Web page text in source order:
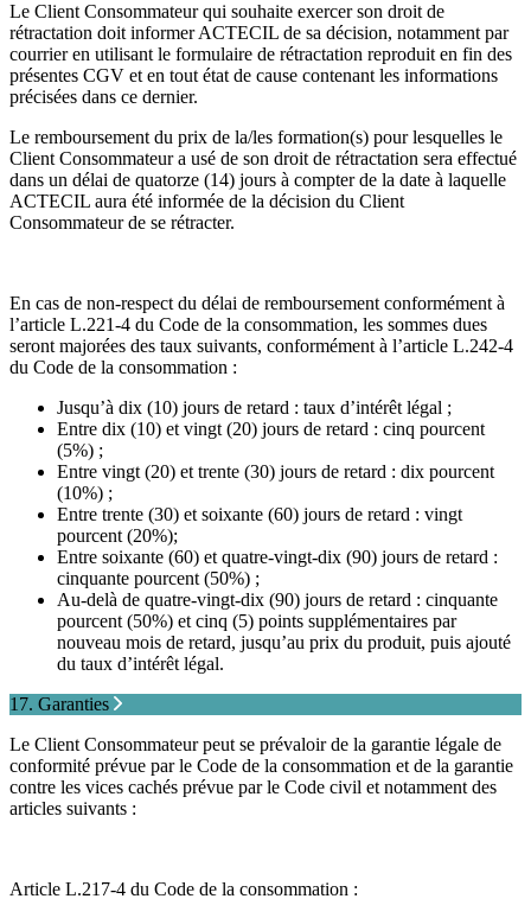
Le Client Consommateur qui souhaite exercer son droit de
rétractation doit informer ACTECIL de sa décision, notamment par
courrier en utilisant le formulaire de rétractation reproduit en fin des
présentes CGV et en tout état de cause contenant les informations
précisées dans ce dernier.
Le remboursement du prix de la/les formation(s) pour lesquelles le
Client Consommateur a usé de son droit de rétractation sera effectué
dans un délai de quatorze (14) jours à compter de la date à laquelle
ACTECIL aura été informée de la décision du Client
Consommateur de se rétracter.
En cas de non-respect du délai de remboursement conformément à
l’article L.221-4 du Code de la consommation, les sommes dues
seront majorées des taux suivants, conformément à l’article L.242-4
du Code de la consommation :
Jusqu’à dix (10) jours de retard : taux d’intérêt légal ;
Entre dix (10) et vingt (20) jours de retard : cinq pourcent
(5%) ;
Entre vingt (20) et trente (30) jours de retard : dix pourcent
(10%) ;
Entre trente (30) et soixante (60) jours de retard : vingt
pourcent (20%);
Entre soixante (60) et quatre-vingt-dix (90) jours de retard :
cinquante pourcent (50%) ;
Au-delà de quatre-vingt-dix (90) jours de retard : cinquante
pourcent (50%) et cinq (5) points supplémentaires par
nouveau mois de retard, jusqu’au prix du produit, puis ajouté
du taux d’intérêt légal.
17. Garanties
Le Client Consommateur peut se prévaloir de la garantie légale de
conformité prévue par le Code de la consommation et de la garantie
contre les vices cachés prévue par le Code civil et notamment des
articles suivants :
Article L.217-4 du Code de la consommation :